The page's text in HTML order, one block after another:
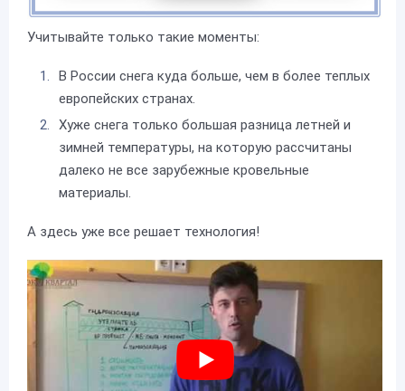
Учитывайте только такие моменты:
В России снега куда больше, чем в более теплых
европейских странах.
Хуже снега только большая разница летней и
зимней температуры, на которую рассчитаны
далеко не все зарубежные кровельные
материалы.
А здесь уже все решает технология!